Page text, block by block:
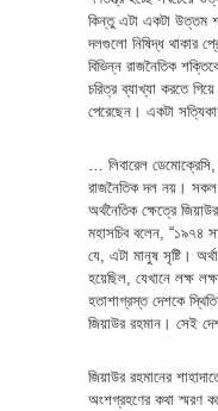
কিন্তু এটা একটা উত্তম
দলগুলো নিষিদ্ধ থাকার
বিভিন্ন রাজনৈতিক
চরিত্র ব্যাখ্যা করতে
পেরেছেন। একটা
… লিবারেল
রাজনৈতিক দল নয়। সকল
অর্থনৈতিক ক্ষেত্রে
মহাসচিব বলেন, “১৯৭৪
যে, এটা মানুষ সৃষ্টি।
হয়েছিল, যেখানে লক্ষ লক্ষ
হতাশাগ্রস্ত দেশকে
জিয়াউর রহমান। সেই
জিয়াউর রহমানের
অংশগ্রহণের কথা স্মরণ